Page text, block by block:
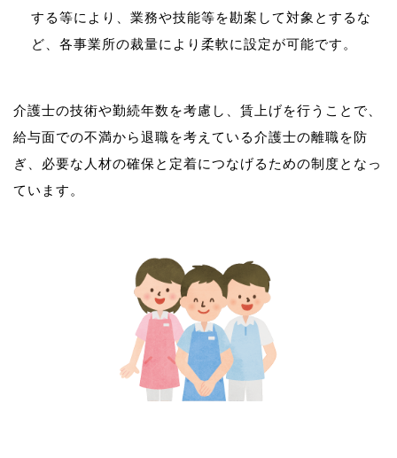
する等により、業務や技能等を勘案して対象とするな
ど、各事業所の裁量により柔軟に設定が可能です。
介護士の技術や勤続年数を考慮し、賃上げを行うことで、
給与面での不満から退職を考えている介護士の離職を防
ぎ、必要な人材の確保と定着につなげるための制度となっ
ています。